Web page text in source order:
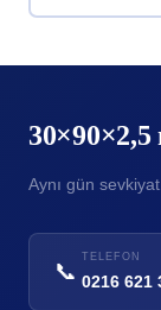
Aynı gün
📞
TELEFON
0216 621